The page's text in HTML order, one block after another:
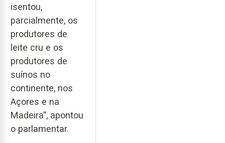
isentou,
parcialmente, os
produtores de
leite cru e os
produtores de
suínos no
continente, nos
Açores e na
Madeira”, apontou
o parlamentar.